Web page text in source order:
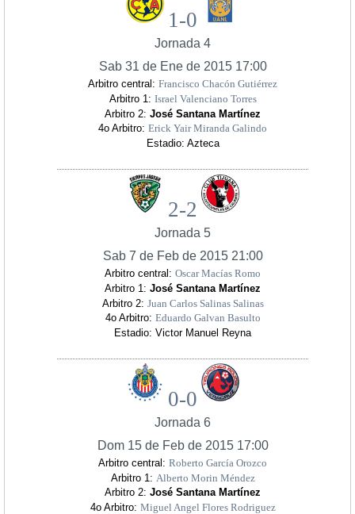
1-0
Jornada 4
Sab 31 de Ene de 2015 17:00
Arbitro central:Francisco Chacón Gutiérrez
Arbitro 1: Israel Valenciano Torres
Arbitro 2:José Santana Martínez
4o Arbitro:Erick Yair Miranda Galindo
Estadio: Azteca
2-2
Jornada 5
Sab 7 de Feb de 2015 21:00
Arbitro central:Oscar Macías Romo
Arbitro 1:José Santana Martínez
Arbitro 2: Juan Carlos Salinas Salinas
4o Arbitro: Eduardo Galvan Basulto
Estadio: Victor Manuel Reyna
0-0
Jornada 6
Dom 15 de Feb de 2015 17:00
Arbitro central:Roberto García Orozco
Arbitro 1: Alberto Morin Méndez
Arbitro 2:José Santana Martínez
4o Arbitro: Miguel Angel Flores Rodriguez